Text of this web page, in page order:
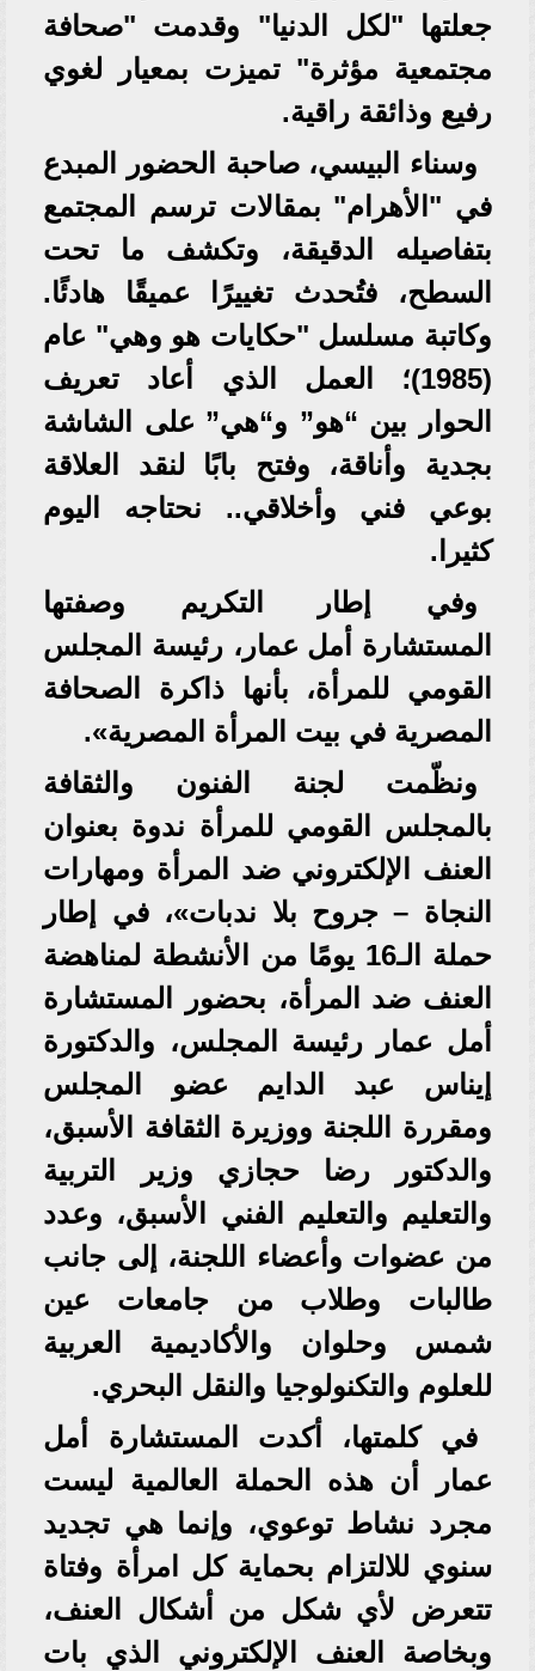
جعلتها "لكل الدنيا" وقدمت "صحافة
مجتمعية مؤثرة" تميزت بمعيار لغوي
رفيع وذائقة راقية.
وسناء البيسي، صاحبة الحضور المبدع
في "الأهرام" بمقالات ترسم المجتمع
بتفاصيله الدقيقة، وتكشف ما تحت
السطح، فتُحدث تغييرًا عميقًا هادئًا.
وكاتبة مسلسل "حكايات هو وهي" عام
(1985)؛ العمل الذي أعاد تعريف
الحوار بين “هو” و“هي” على الشاشة
بجدية وأناقة، وفتح بابًا لنقد العلاقة
بوعي فني وأخلاقي.. نحتاجه اليوم
كثيرا.
وفي إطار التكريم وصفتها
المستشارة أمل عمار، رئيسة المجلس
القومي للمرأة، بأنها ذاكرة الصحافة
المصرية في بيت المرأة المصرية».
ونظّمت لجنة الفنون والثقافة
بالمجلس القومي للمرأة ندوة بعنوان
العنف الإلكتروني ضد المرأة ومهارات
النجاة – جروح بلا ندبات»، في إطار
حملة الـ16 يومًا من الأنشطة لمناهضة
العنف ضد المرأة، بحضور المستشارة
أمل عمار رئيسة المجلس، والدكتورة
إيناس عبد الدايم عضو المجلس
ومقررة اللجنة ووزيرة الثقافة الأسبق،
والدكتور رضا حجازي وزير التربية
والتعليم والتعليم الفني الأسبق، وعدد
من عضوات وأعضاء اللجنة، إلى جانب
طالبات وطلاب من جامعات عين
شمس وحلوان والأكاديمية العربية
للعلوم والتكنولوجيا والنقل البحري.
في كلمتها، أكدت المستشارة أمل
عمار أن هذه الحملة العالمية ليست
مجرد نشاط توعوي، وإنما هي تجديد
سنوي للالتزام بحماية كل امرأة وفتاة
تتعرض لأي شكل من أشكال العنف،
وبخاصة العنف الإلكتروني الذي بات